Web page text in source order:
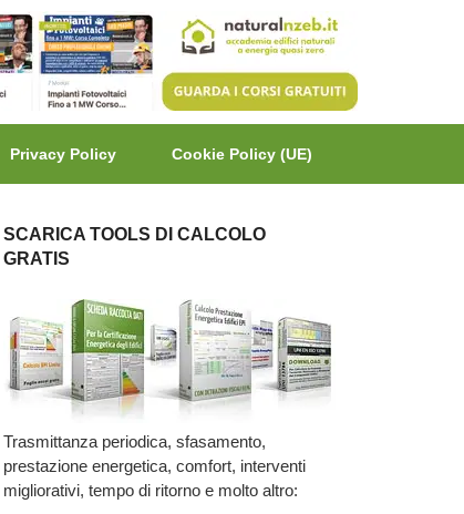
Privacy Policy Cookie Policy (UE)
SCARICA TOOLS DI CALCOLO
GRATIS
Trasmittanza periodica, sfasamento,
prestazione energetica, comfort, interventi
migliorativi, tempo di ritorno e molto altro: